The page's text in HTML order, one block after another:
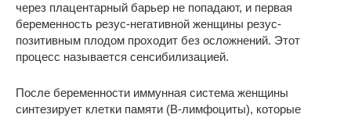
через плацентарный барьер не попадают, и первая
беременность резус-негативной женщины резус-
позитивным плодом проходит без осложнений. Этот
процесс называется сенсибилизацией.
После беременности иммунная система женщины
синтезирует клетки памяти (B-лимфоциты), которые